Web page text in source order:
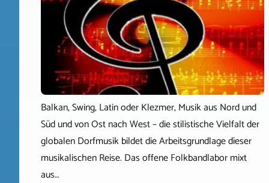
Balkan, Swing, Latin oder Klezmer, Musik aus Nord und
Süd und von Ost nach West – die stilistische Vielfalt der
globalen Dorfmusik bildet die Arbeitsgrundlage dieser
musikalischen Reise. Das offene Folkbandlabor mixt
aus…